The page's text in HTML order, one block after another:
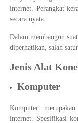
internet. Perangkat
secara nyata.
Dalam membangun
diperhatikan, salah
Jenis Alat
Komputer
Komputer
internet. Spesifikasi